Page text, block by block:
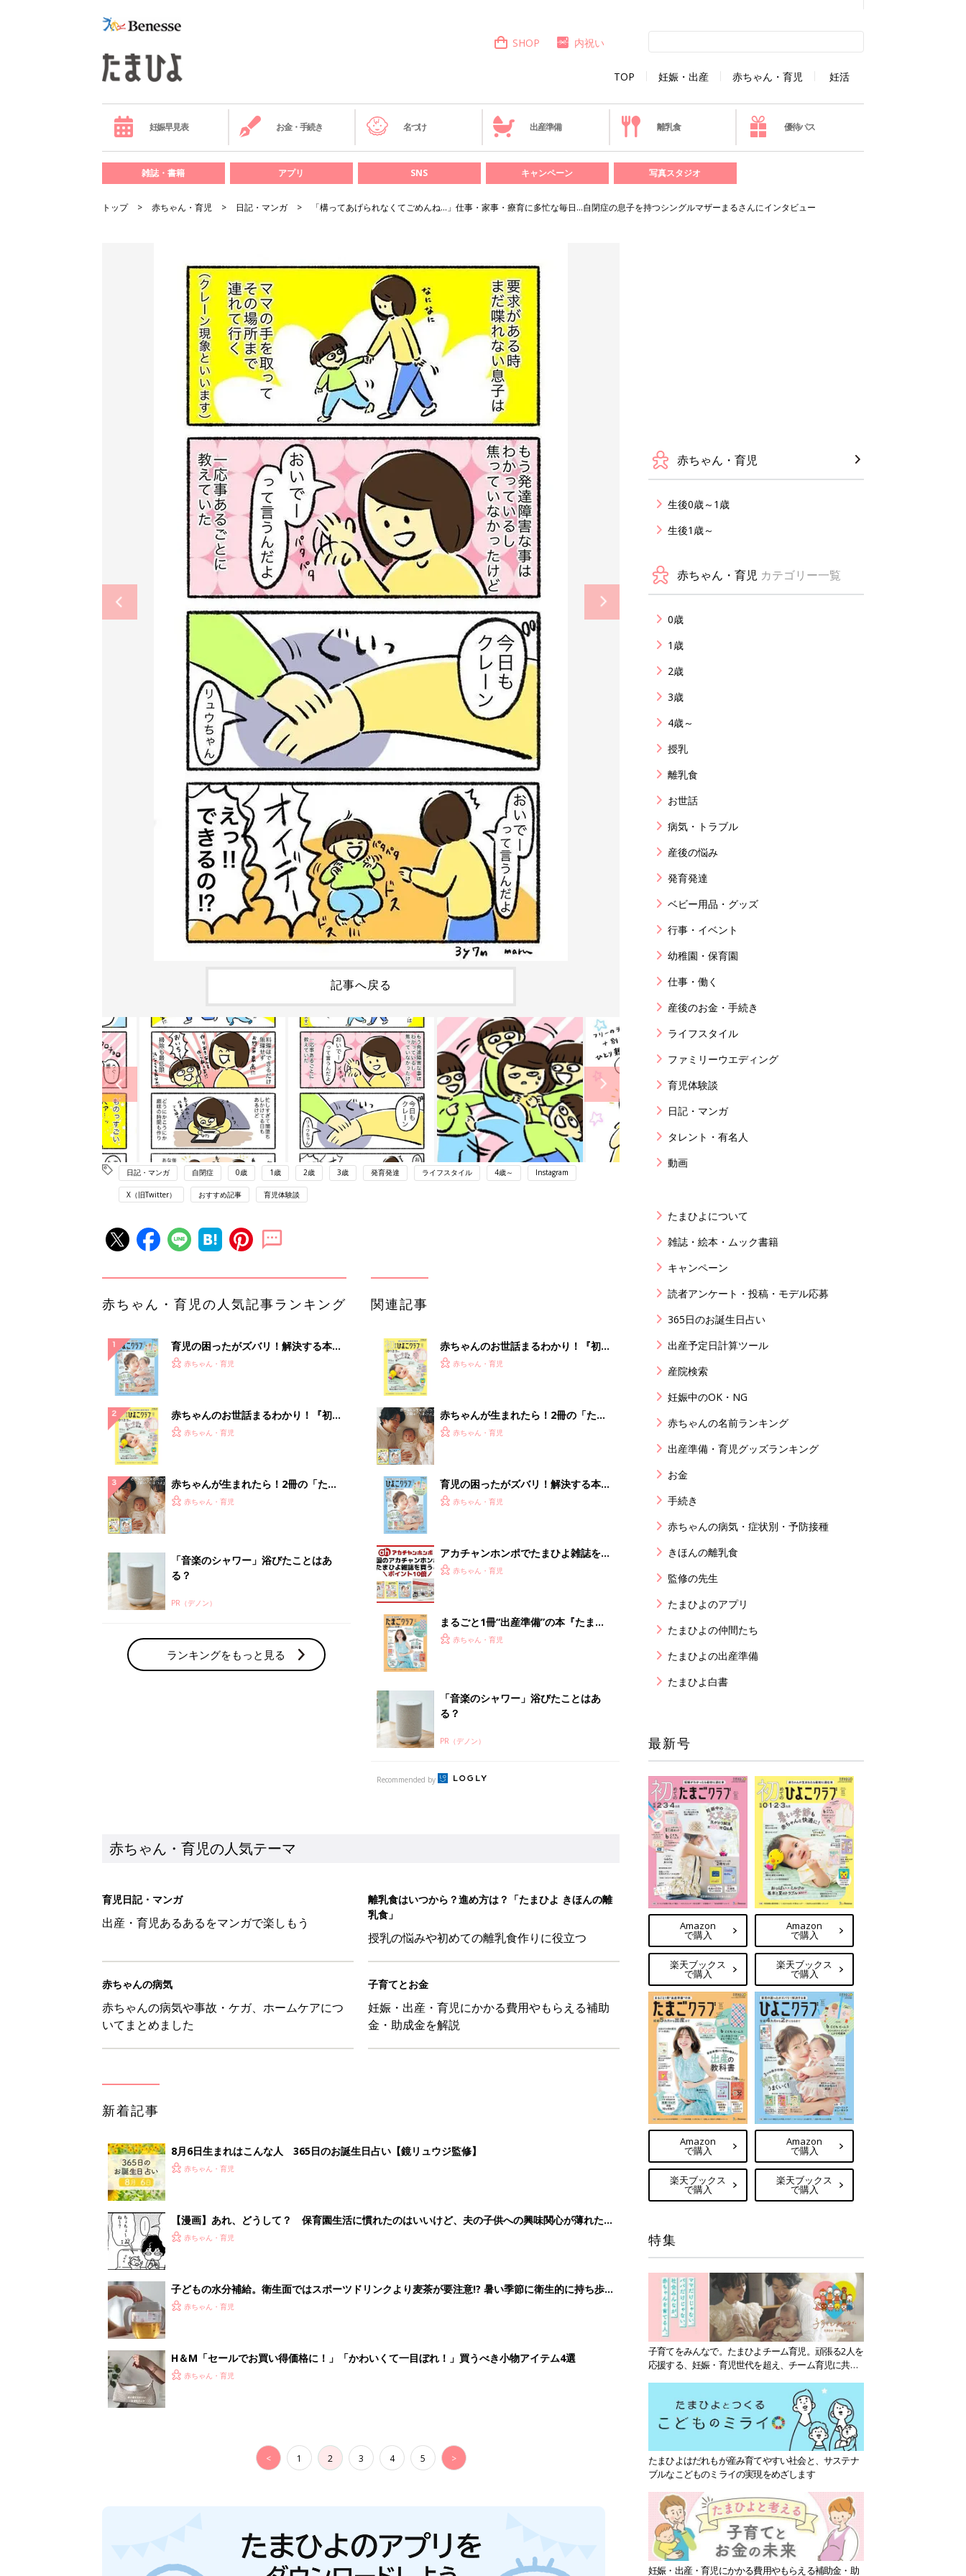
TOP 妊娠・出産 赤ちゃん・育児 妊活
SHOP 内祝い
妊娠早見表 お金・手続き 名づけ 出産準備 離乳食 優待パス
雑誌・書籍 アプリ SNS キャンペーン 写真スタジオ
トップ 赤ちゃん・育児 日記・マンガ 「構ってあげられなくてごめんね…」仕事・家事・療育に多忙な毎日…自閉症の息子を持つシングルマザーまるさんにインタビュー
記事へ戻る
日記・マンガ 自閉症 0歳 1歳 2歳 3歳 発育発達 ライフスタイル 4歳～ Instagram
X（旧Twitter） おすすめ記事 育児体験談
赤ちゃん・育児の人気記事ランキング
育児の困ったがズバリ！解決する本
『ひよこクラブ 夏号』 4カ月～2才
赤ちゃん・育児
赤ちゃんのお世話まるわかり！『初め
てのひよこクラブ 夏号』〈巻頭大特
解決テク
赤ちゃん・育児
赤ちゃんが生まれたら！2冊の「たま
ひよ」
赤ちゃん・育児
「音楽のシャワー」浴びたことはあ
る？
PR（デノン）
ランキングをもっと見る
関連記事
赤ちゃんのお世話まるわかり！『初め
てのひよこクラブ 夏号』〈巻頭大特
解決テク
赤ちゃん・育児
赤ちゃんが生まれたら！2冊の「たま
ひよ」
赤ちゃん・育児
育児の困ったがズバリ！解決する本
『ひよこクラブ 夏号』 4カ月～2才
赤ちゃん・育児
アカチャンホンポでたまひよ雑誌を買
うとポイント10倍【期間限定】
赤ちゃん・育児
まるごと1冊“出産準備”の本『たまご
クラブ 夏号』〈スペシャル大特集〉
赤ちゃん・育児
「音楽のシャワー」浴びたことはあ
る？
PR（デノン）
Recommended by
赤ちゃん・育児の人気テーマ
育児日記・マンガ
出産・育児あるあるをマンガで楽しもう
離乳食はいつから？進め方は？「たまひよ きほんの離
乳食」
授乳の悩みや初めての離乳食作りに役立つ
赤ちゃんの病気
赤ちゃんの病気や事故・ケガ、ホームケアにつ
いてまとめました
子育てとお金
妊娠・出産・育児にかかる費用やもらえる補助
金・助成金を解説
新着記事
8月6日生まれはこんな人 365日のお誕生日占い【鏡リュウジ監修】
赤ちゃん・育児
【漫画】あれ、どうして？ 保育園生活に慣れたのはいいけど、夫の子供への興味関心が薄れた気
がする……！『ふうふう子育て ＃91』
赤ちゃん・育児
子どもの水分補給。衛生面ではスポーツドリンクより麦茶が要注意!? 暑い季節に衛生的に持ち歩
く3つのコツとは？【専門家監修】
赤ちゃん・育児
H＆М「セールでお買い得価格に！」「かわいくて一目ぼれ！」買うべき小物アイテム4選
赤ちゃん・育児
< 1 2 3 4 5 >
赤ちゃん・育児
生後0歳～1歳
生後1歳～
赤ちゃん・育児 カテゴリー一覧
0歳
1歳
2歳
3歳
4歳～
授乳
離乳食
お世話
病気・トラブル
産後の悩み
発育発達
ベビー用品・グッズ
行事・イベント
幼稚園・保育園
仕事・働く
産後のお金・手続き
ライフスタイル
ファミリーウエディング
育児体験談
日記・マンガ
タレント・有名人
動画
たまひよについて
雑誌・絵本・ムック書籍
キャンペーン
読者アンケート・投稿・モデル応募
365日のお誕生日占い
出産予定日計算ツール
産院検索
妊娠中のOK・NG
赤ちゃんの名前ランキング
出産準備・育児グッズランキング
お金
手続き
赤ちゃんの病気・症状別・予防接種
きほんの離乳食
監修の先生
たまひよのアプリ
たまひよの仲間たち
たまひよの出産準備
たまひよ白書
最新号
Amazon
で購入
楽天ブックス
で購入
Amazon
で購入
楽天ブックス
で購入
Amazon
で購入
楽天ブックス
で購入
Amazon
で購入
楽天ブックス
で購入
特集
子育てをみんなで。たまひよチーム育児。頑張る2人を
応援する、妊娠・育児世代を超え、チーム育児に共感
たまひよはだれもが産み育てやすい社会と、サステナ
ブルなこどものミライの実現をめざします
妊娠・出産・育児にかかる費用やもらえる補助金・助